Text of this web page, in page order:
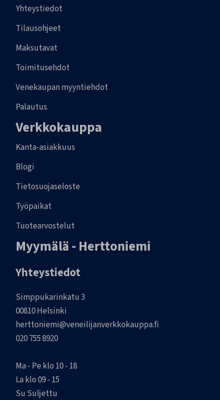
Yhteystiedot
Tilausohjeet
Maksutavat
Toimitusehdot
Venekaupan myyntiehdot
Palautus
Verkkokauppa
Kanta-asiakkuus
Blogi
Tietosuojaseloste
Työpaikat
Tuotearvostelut
Myymälä - Herttoniemi
Yhteystiedot
Simppukarinkatu 3
00810 Helsinki
herttoniemi@veneilijanverkkokauppa.fi
020 755 8920
Ma - Pe klo 10 - 18
La klo 09 - 15
Su Suljettu